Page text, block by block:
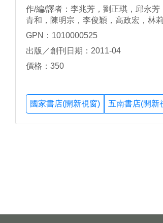
作/編/譯者：李兆芳，劉正琪，邱永芳
青和，陳明宗，李俊穎，高政宏，林
GPN：1010000525
出版／創刊日期：2011-04
價格：350
國家書店(開新視窗) 五南書店(開新